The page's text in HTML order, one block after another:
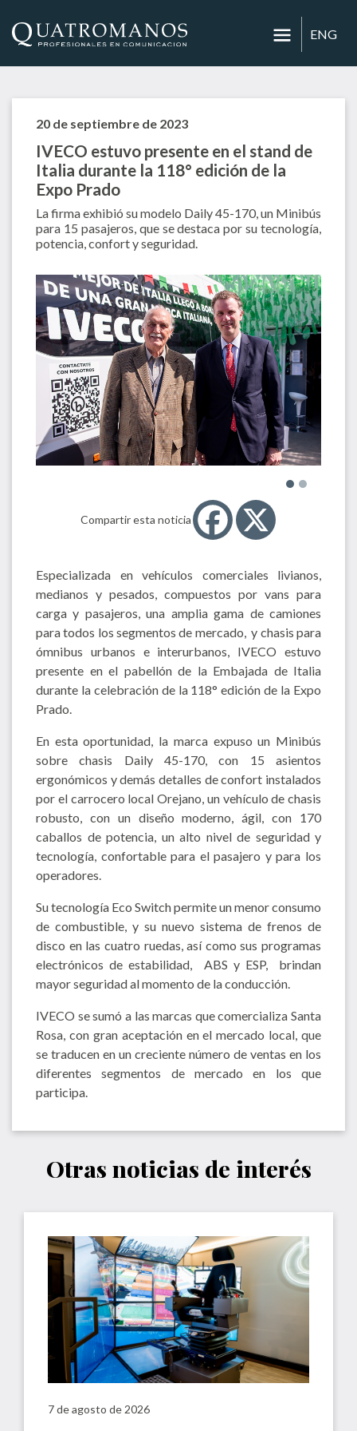
ENG
20 de septiembre de 2023
IVECO estuvo presente en el stand de
Italia durante la 118° edición de la
Expo Prado
La firma exhibió su modelo Daily 45-170, un Minibús
para 15 pasajeros, que se destaca por su tecnología,
potencia, confort y seguridad.
Compartir esta noticia
Especializada en vehículos comerciales livianos,
medianos y pesados, compuestos por vans para
carga y pasajeros, una amplia gama de camiones
para todos los segmentos de mercado, y chasis para
ómnibus urbanos e interurbanos, IVECO estuvo
presente en el pabellón de la Embajada de Italia
durante la celebración de la 118° edición de la Expo
Prado.
En esta oportunidad, la marca expuso un Minibús
sobre chasis Daily 45-170, con 15 asientos
ergonómicos y demás detalles de confort instalados
por el carrocero local Orejano, un vehículo de chasis
robusto, con un diseño moderno, ágil, con 170
caballos de potencia, un alto nivel de seguridad y
tecnología, confortable para el pasajero y para los
operadores.
Su tecnología Eco Switch permite un menor consumo
de combustible, y su nuevo sistema de frenos de
disco en las cuatro ruedas, así como sus programas
electrónicos de estabilidad, ABS y ESP, brindan
mayor seguridad al momento de la conducción.
IVECO se sumó a las marcas que comercializa Santa
Rosa, con gran aceptación en el mercado local, que
se traducen en un creciente número de ventas en los
diferentes segmentos de mercado en los que
participa.
Otras noticias de interés
7 de agosto de 2026